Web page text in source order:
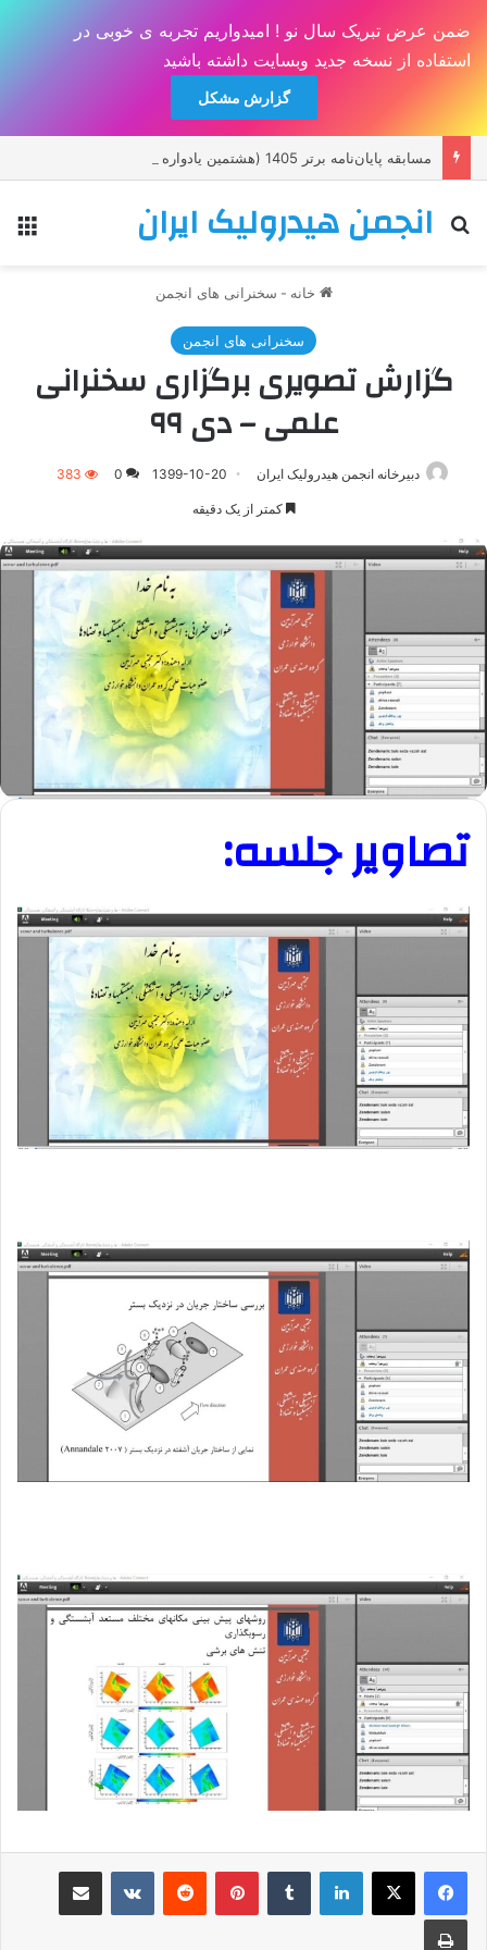
ضمن عرض تبریک سال نو ! امیدواریم تجربه ی خوبی در
استفاده از نسخه جدید وبسایت داشته باشید
گزارش مشکل
مسابقه پايان‌نامه برتر 1405 (هشتمين يادواره دکتر حسين صدقی)
انجمن هیدرولیک ایران
جستجو برای
خانه - سخنرانی های انجمن
سخنرانی های انجمن
گزارش تصویری برگزاری سخنرانی
علمی – دی ۹۹
دبیرخانه انجمن هیدرولیک ایران 1399-10-20
0
383
کمتر از یک دقیقه
تصاویر جلسه:
لینکدین ‫تامبلر ‫پین‌ترست‫رددیت ‫VKontakteرایانامه
چاپ